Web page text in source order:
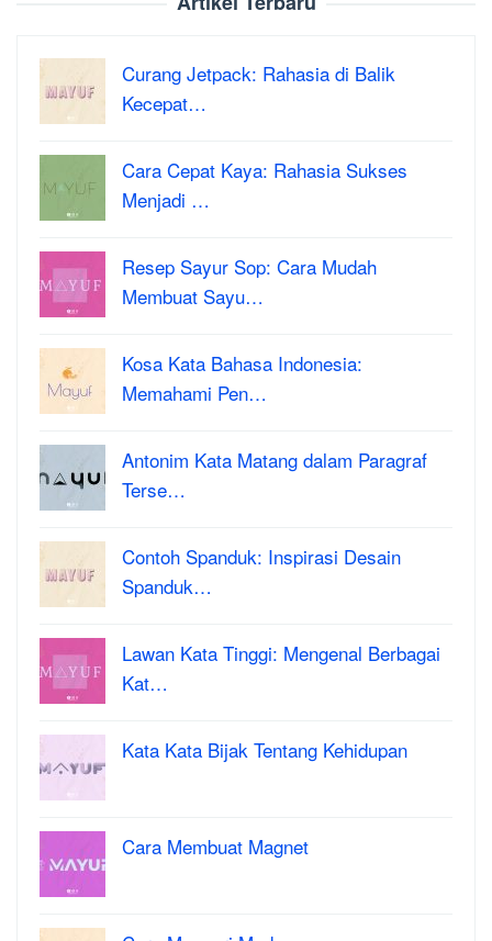
Curang Jetpack: Rahasia di Balik
Kecepat…
Cara Cepat Kaya: Rahasia Sukses
Menjadi …
Resep Sayur Sop: Cara Mudah
Membuat Sayu…
Kosa Kata Bahasa Indonesia:
Memahami Pen…
Antonim Kata Matang dalam Paragraf
Terse…
Contoh Spanduk: Inspirasi Desain
Spanduk…
Lawan Kata Tinggi: Mengenal Berbagai
Kat…
Kata Kata Bijak Tentang Kehidupan
Cara Membuat Magnet